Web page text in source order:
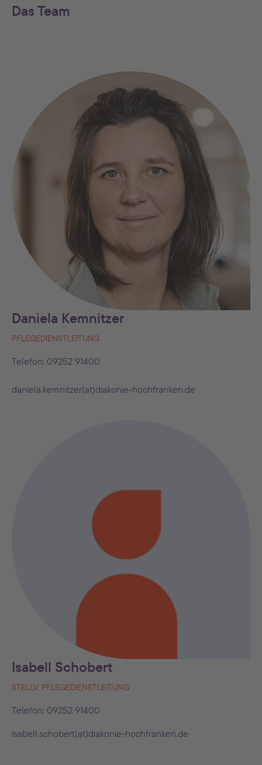
Das Team
Daniela Kemnitzer
PFLEGEDIENSTLEITUNG
Telefon: 09252 91400
daniela.kemnitzer(at)diakonie-hochfranken.de
Isabell Schobert
STELLV. PFLEGEDIENSTLEITUNG
Telefon: 09252 91400
isabell.schobert(at)diakonie-hochfranken.de